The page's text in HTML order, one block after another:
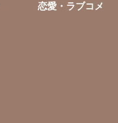
恋愛・ラブコメ